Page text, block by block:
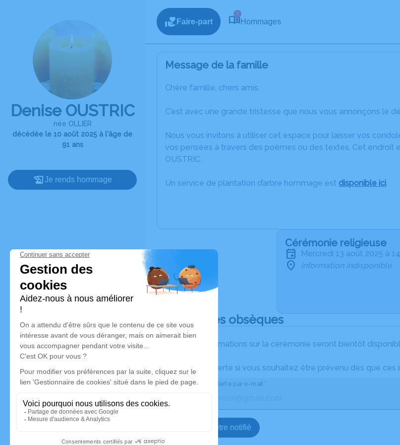
Denise OUSTRIC
née OLLIER
décédée le 10 août 2025 à l'âge de
91 ans
Je rends hommage
Faire-part
2
Hommages
Message de la famille
Chère famille, chers amis,
C’est avec une grande tristesse que nous vous annonçons le
Nous vous invitons à utiliser cet espace pour laisser vos
vos pensées à travers des poèmes ou des textes. Cet endroit
OUSTRIC.
Un service de plantation d’arbre hommage est disponible ici.
Cérémonie religieuse
mercredi 13 août 2025 à
Information indisponible
Déroulé des obsèques
Les informations sur la cérémonie seront bientôt
Activez une alerte si vous souhaitez être prévenu dès que
Recevoir une alerte par e-mail*
Je veux être notifié